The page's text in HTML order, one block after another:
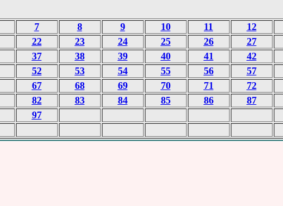
7 8 9 10 11 12
22 23 24 25 26 27
37 38 39 40 41 42
52 53 54 55 56 57
67 68 69 70 71 72
82 83 84 85 86 87
97